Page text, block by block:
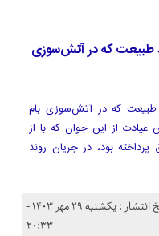
طبیعت که در آتش‌سوزی
طبیعت که در آتش‌سوزی بام
عیادت از این جوان که با از
بود، در جریان روند
تاریخ انتشار : یکشنبه ۲۹ مهر ۱۴۰۳ -
۲۰:۳۳